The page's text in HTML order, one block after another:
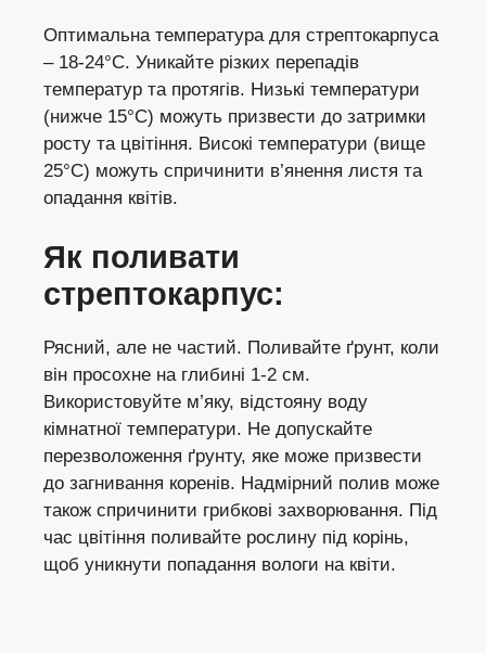
Оптимальна температура для стрептокарпуса
– 18-24°C. Уникайте різких перепадів
температур та протягів. Низькі температури
(нижче 15°C) можуть призвести до затримки
росту та цвітіння. Високі температури (вище
25°C) можуть спричинити в’янення листя та
опадання квітів.
Як поливати
стрептокарпус:
Рясний, але не частий. Поливайте ґрунт, коли
він просохне на глибині 1-2 см.
Використовуйте м’яку, відстояну воду
кімнатної температури. Не допускайте
перезволоження ґрунту, яке може призвести
до загнивання коренів. Надмірний полив може
також спричинити грибкові захворювання. Під
час цвітіння поливайте рослину під корінь,
щоб уникнути попадання вологи на квіти.